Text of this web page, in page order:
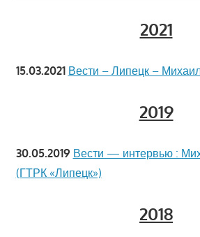
2021
15.03.2021 Вести – Липецк –
2019
30.05.2019 Вести — интервью :
(ГТРК «Липецк»)
2018